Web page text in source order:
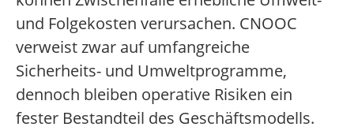
und Folgekosten verursachen. CNOOC
verweist zwar auf umfangreiche
Sicherheits- und Umweltprogramme,
dennoch bleiben operative Risiken ein
fester Bestandteil des Geschäftsmodells.